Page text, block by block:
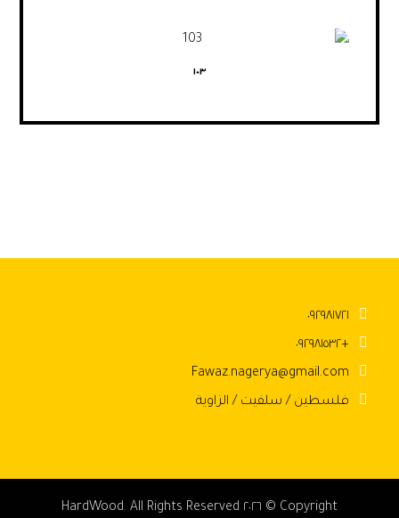
١٠٣
٠٩٢٩٨١٧٢١
+٠٩٢٩٨١٥٣٢
Fawaz.nagerya@gmail.com
فلسطين / سلفيت / الزاوية
Copyright © ٢٠٢٦ HardWood. All Rights Reserved